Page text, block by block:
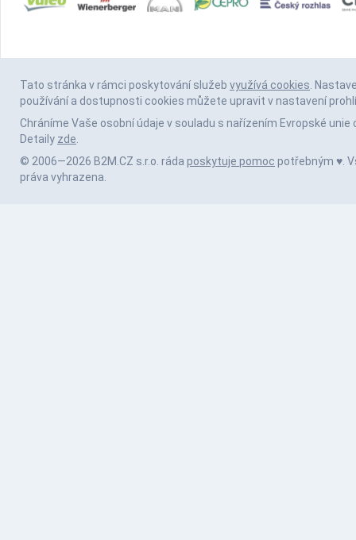
Tato stránka v rámci poskytování služeb využívá cookies.
používání a dostupnosti cookies můžete upravit v nastavení
Chráníme Vaše osobní údaje v souladu s nařízením Evropské unie
Detaily zde.
© 2006—2026 B2M.CZ s.r.o. ráda poskytuje pomoc potřebným ♥️.
práva vyhrazena.